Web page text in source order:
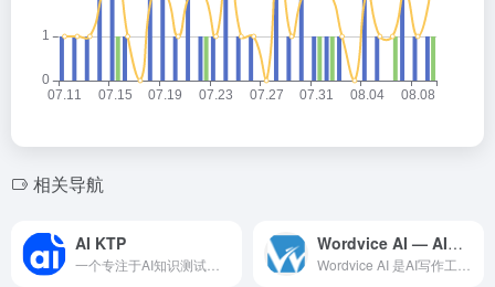
相关导航
AI KTP Wordvice AI — AI写作工具领域的专业 AI 工具